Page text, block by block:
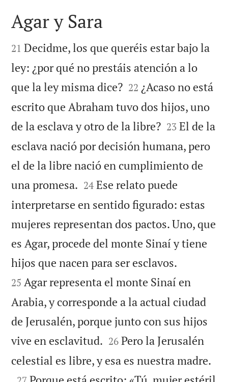

Agar y Sara

21 Decidme, los que queréis estar bajo la
ley: ¿por qué no prestáis atención a lo
que la ley misma dice?
22 ¿Acaso no está
escrito que Abraham tuvo dos hijos, uno
de la esclava y otro de la libre?
23 El de la
esclava nació por decisión humana, pero
el de la libre nació en cumplimiento de
una promesa. 

24 Ese relato puede
interpretarse en sentido figurado: estas
mujeres representan dos pactos. Uno, que
es Agar, procede del monte Sinaí y tiene
hijos que nacen para ser esclavos.
25 Agar representa el monte Sinaí en
Arabia, y corresponde a la actual ciudad
de Jerusalén, porque junto con sus hijos
vive en esclavitud. 

26 Pero la Jerusalén
celestial es libre, y esa es nuestra madre.